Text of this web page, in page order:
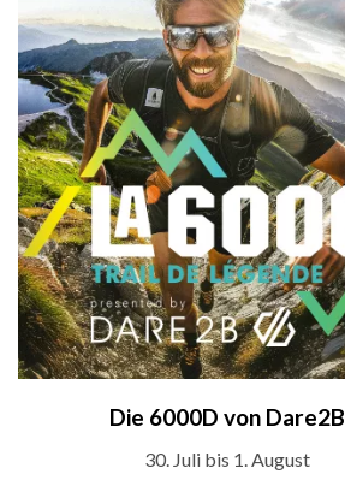
Die 6000D von Dare2B
30. Juli bis 1. August